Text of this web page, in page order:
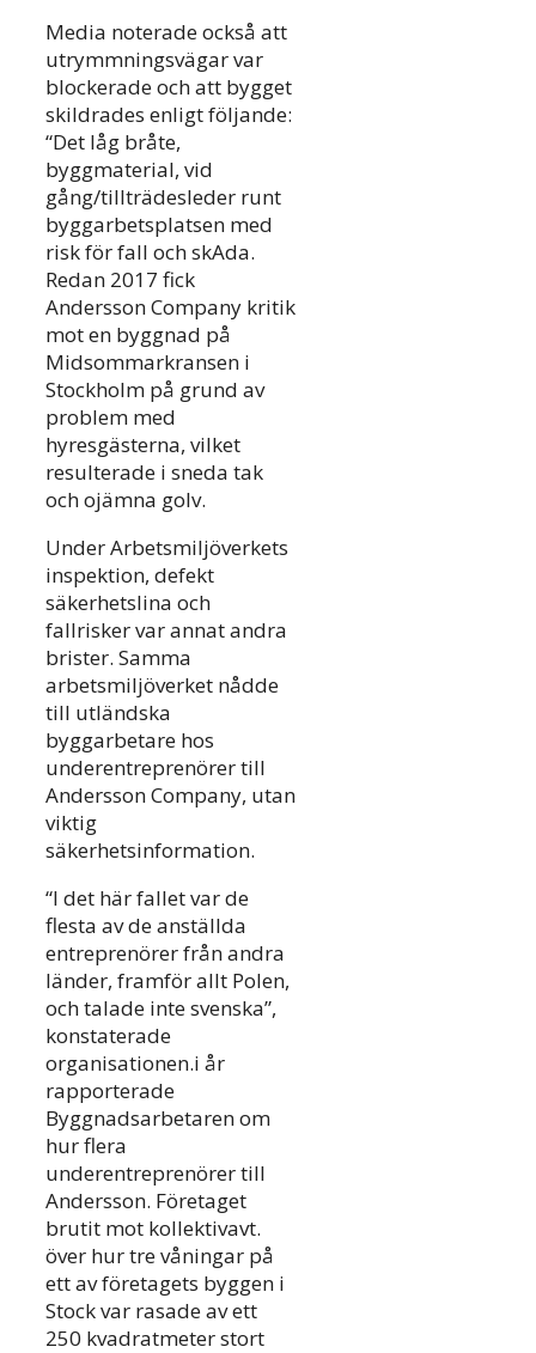
Media noterade också att
utrymmningsvägar var
blockerade och att bygget
skildrades enligt följande:
“Det låg bråte,
byggmaterial, vid
gång/tillträdesleder runt
byggarbetsplatsen med
risk för fall och skAda.
Redan 2017 fick
Andersson Company kritik
mot en byggnad på
Midsommarkransen i
Stockholm på grund av
problem med
hyresgästerna, vilket
resulterade i sneda tak
och ojämna golv.
Under Arbetsmiljöverkets
inspektion, defekt
säkerhetslina och
fallrisker var annat andra
brister. Samma
arbetsmiljöverket nådde
till utländska
byggarbetare hos
underentreprenörer till
Andersson Company, utan
viktig
säkerhetsinformation.
“I det här fallet var de
flesta av de anställda
entreprenörer från andra
länder, framför allt Polen,
och talade inte svenska”,
konstaterade
organisationen.i år
rapporterade
Byggnadsarbetaren om
hur flera
underentreprenörer till
Andersson. Företaget
brutit mot kollektivavt.
över hur tre våningar på
ett av företagets byggen i
Stock var rasade av ett
250 kvadratmeter stort